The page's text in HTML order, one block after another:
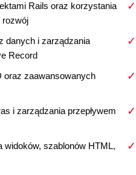
Rails oraz korzystania
rozwój
danych i zarządzania
Record
oraz zaawansowanych
i zarządzania przepływem
widoków, szablonów HTML,